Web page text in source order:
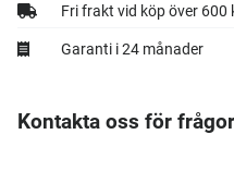
Fri frakt vid köp över
Garanti i 24 månader
Kontakta oss för